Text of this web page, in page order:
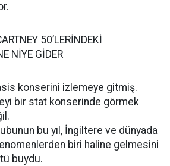
50’LERİNDEKİ
NİYE GİDER
konserini izlemeye gitmiş.
bir stat konserinde görmek
bu yıl, İngiltere ve dünyada
biri haline gelmesini
buydu.